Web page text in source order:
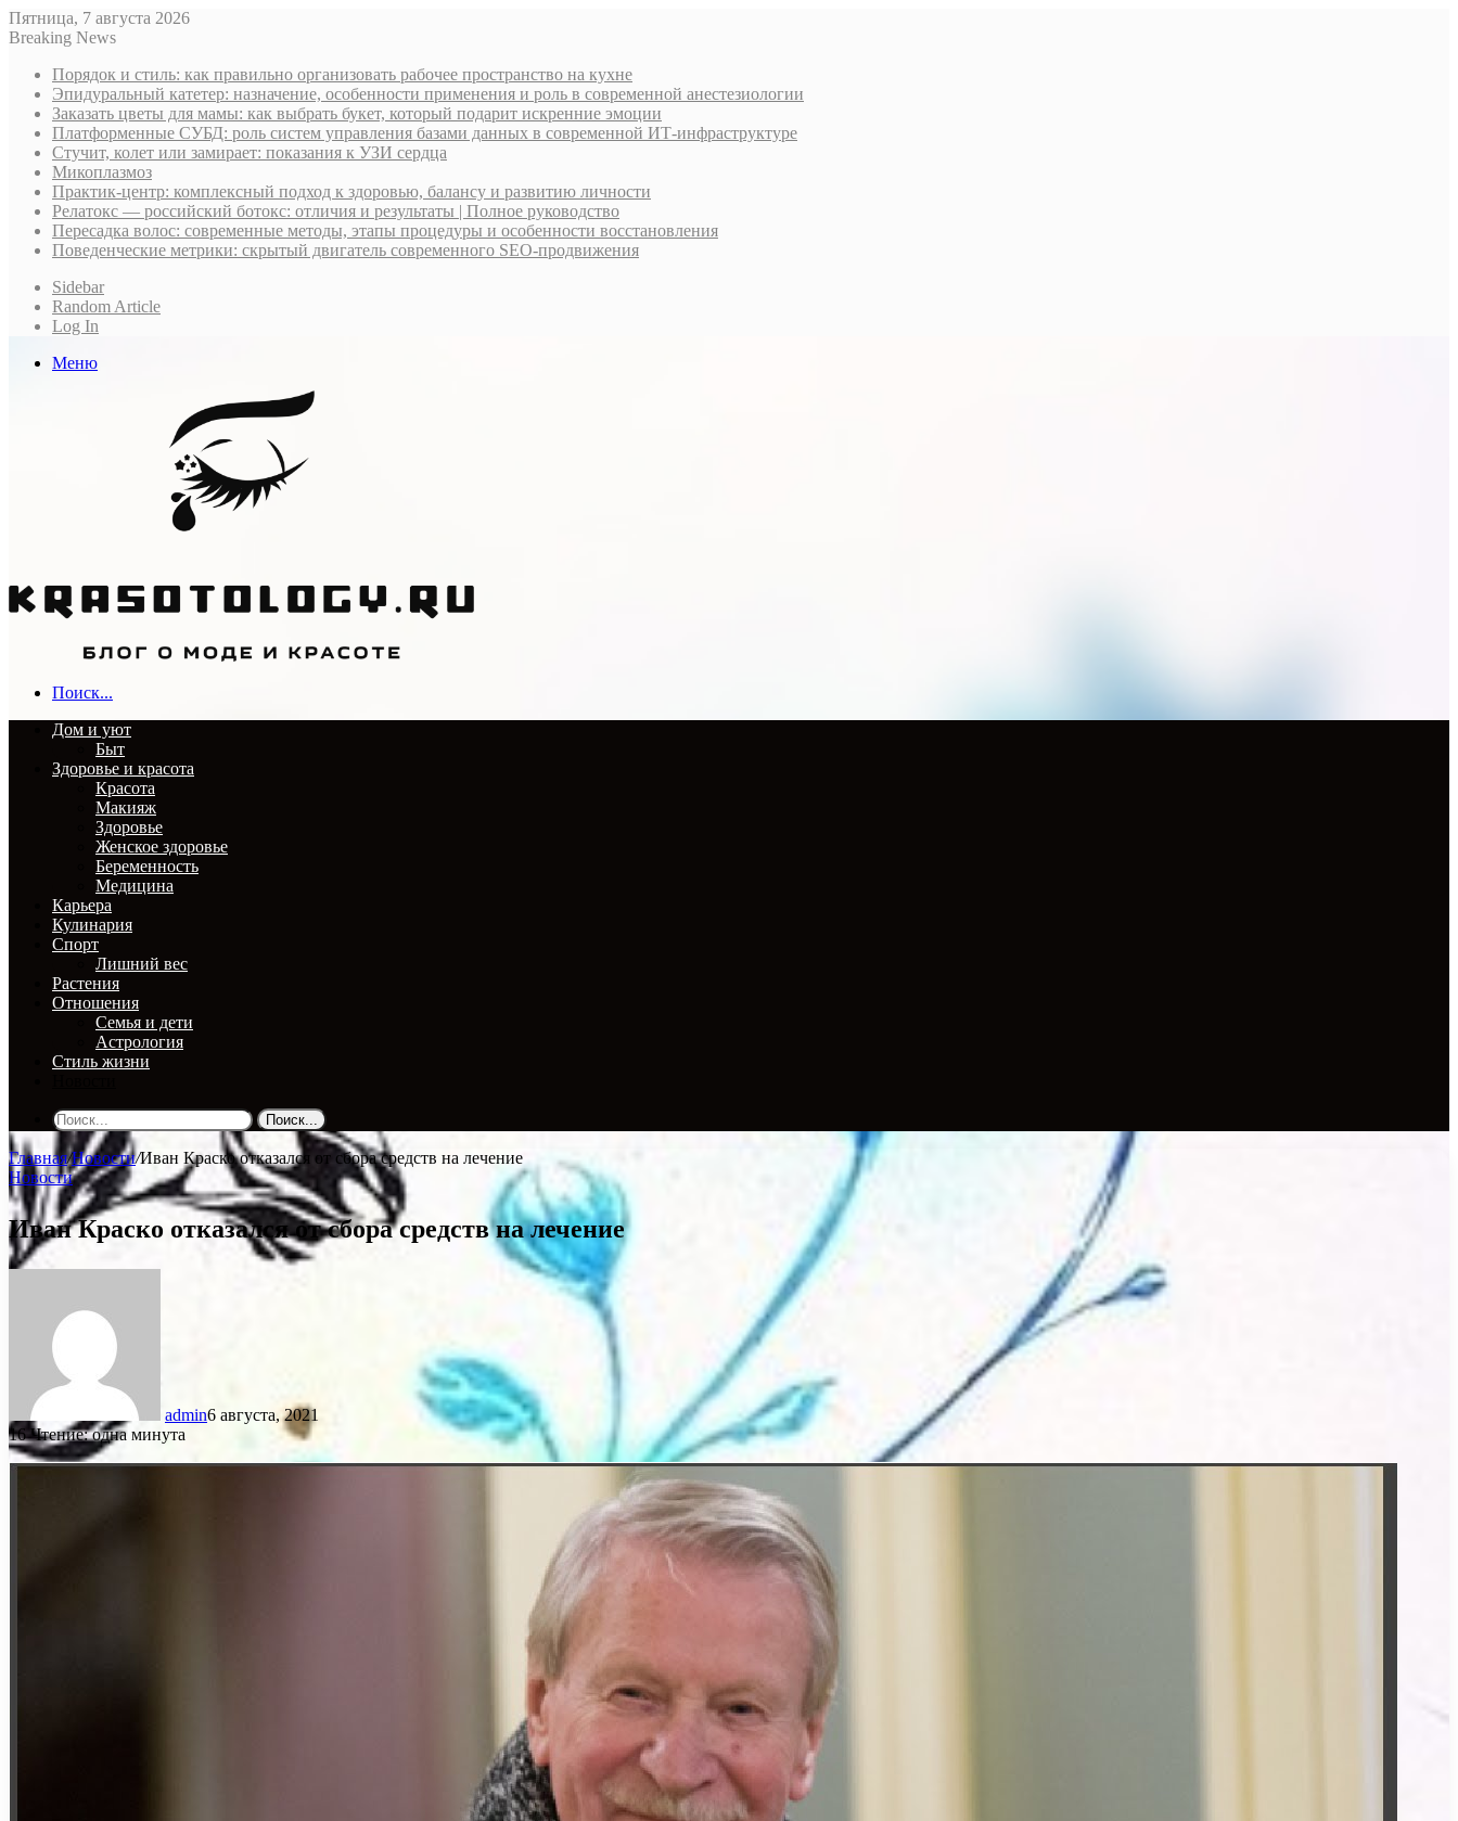
Пятница, 7 августа 2026
Breaking News
Порядок и стиль: как правильно организовать рабочее пространство на кухне
Эпидуральный катетер: назначение, особенности применения и роль в современной анестезиологии
Заказать цветы для мамы: как выбрать букет, который подарит искренние эмоции
Платформенные СУБД: роль систем управления базами данных в современной ИТ-инфраструктуре
Стучит, колет или замирает: показания к УЗИ сердца
Микоплазмоз
Практик-центр: комплексный подход к здоровью, балансу и развитию личности
Релатокс — российский ботокс: отличия и результаты | Полное руководство
Пересадка волос: современные методы, этапы процедуры и особенности восстановления
Поведенческие метрики: скрытый двигатель современного SEO-продвижения
Sidebar
Random Article
Log In
Меню
Поиск...
Дом и уют
Быт
Здоровье и красота
Красота
Макияж
Здоровье
Женское здоровье
Беременность
Медицина
Карьера
Кулинария
Спорт
Лишний вес
Растения
Отношения
Семья и дети
Астрология
Стиль жизни
Поиск...
Главная/Новости/Иван Краско отказался от сбора средств на лечение
Новости
Иван Краско отказался от сбора средств на лечение
admin6 августа, 2021
16Чтение: одна минута